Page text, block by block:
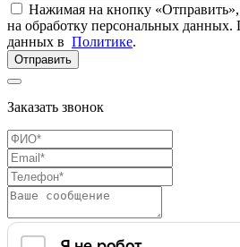
Нажимая на кнопку «Отправить»,
на обработку персональных данных.
данных в Политике.
Отправить
Заказать звонок